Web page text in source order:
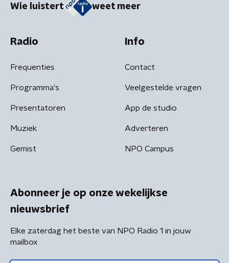
Wie luistert weet meer
Radio
Frequenties
Programma's
Presentatoren
Muziek
Gemist
Info
Contact
Veelgestelde vragen
App de studio
Adverteren
NPO Campus
Abonneer je op onze wekelijkse
nieuwsbrief
Elke zaterdag het beste van NPO Radio 1 in jouw
mailbox